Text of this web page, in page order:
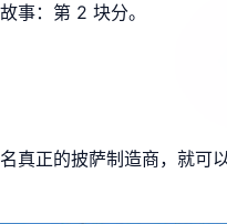
事：第 2 块分。
真正的披萨制造商，就可